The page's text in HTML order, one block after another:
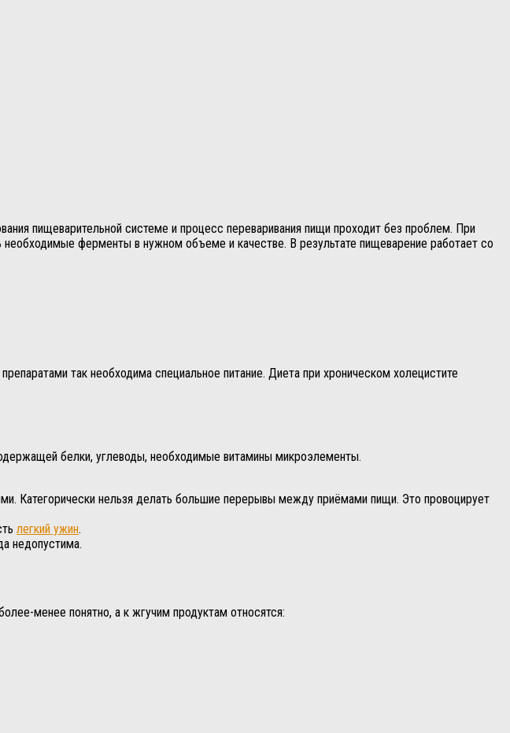
пищеварительной системе и процесс переваривания пищи проходит без проблем. При
ферменты в нужном объеме и качестве. В результате пищеварение работает со
так необходима специальное питание. Диета при хроническом холецистите
белки, углеводы, необходимые витамины микроэлементы.
Категорически нельзя делать большие перерывы между приёмами пищи. Это провоцирует
легкий ужин.
недопустима.
менее понятно, а к жгучим продуктам относятся: